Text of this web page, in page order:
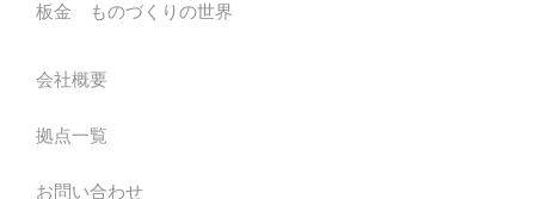
板金 ものづくりの世界
会社概要
拠点一覧
お問い合わせ